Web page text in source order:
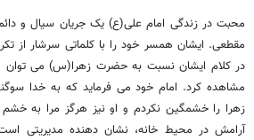
محبت در زندگی امام علی(ع) یک جریان سیال و
مقطعی. ایشان همسر خود را با کلماتی سرشار از
در کلام ایشان نسبت به حضرت زهرا(س) می توان
مشاهده کرد. امام خود می فرماید که به خدا
زهرا را خشمگین نکردم و او نیز هرگز مرا به
آرامش در محیط خانه، نشان دهنده مدیریتی